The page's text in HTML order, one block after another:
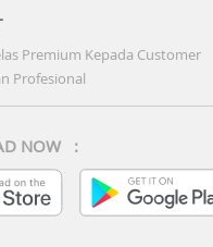
Armor Auminum frame
s26 ultra, samsung
samsung, galaxy, galaxy
ai phone,
ai, ai camera, ai
Premium Kepada Customer
Profesional
NOW :